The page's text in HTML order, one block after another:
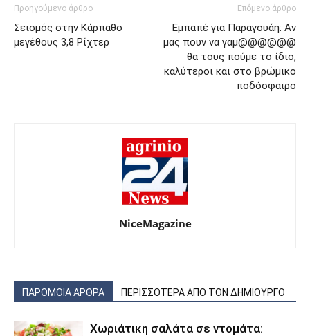
Προηγούμενο άρθρο
Σεισμός στην Κάρπαθο
μεγέθους 3,8 Ρίχτερ
Επόμενο άρθρο
Εμπαπέ για Παραγουάη: Αν
μας πουν να γαμ@@@@@@
θα τους πούμε το ίδιο,
καλύτεροι και στο βρώμικο
ποδόσφαιρο
NiceMagazine
ΠΑΡΟΜΟΙΑ ΑΡΘΡΑ ΠΕΡΙΣΣΟΤΕΡΑ ΑΠΟ ΤΟΝ ΔΗΜΙΟΥΡΓΟ
Χωριάτικη σαλάτα σε ντομάτα: